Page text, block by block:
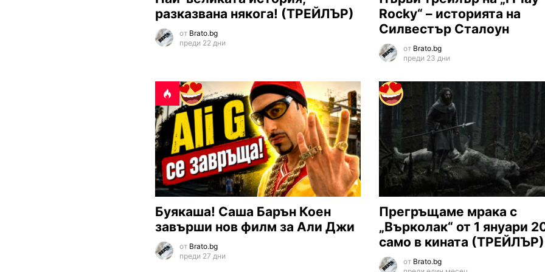
разказвана някога! (ТРЕЙЛЪР)
от Brato.bg
преди 22 дни
Rocky“ – историята на
Силвестър Сталоун
от Brato.bg
преди 23 дни
Буякаша! Саша Барън Коен
завърши нов филм за Али Джи
от Brato.bg
преди 27 дни
Прегръщаме мрака с
„Върколак“ от 1 януари
само в кината (ТРЕЙЛЪР)
от Brato.bg